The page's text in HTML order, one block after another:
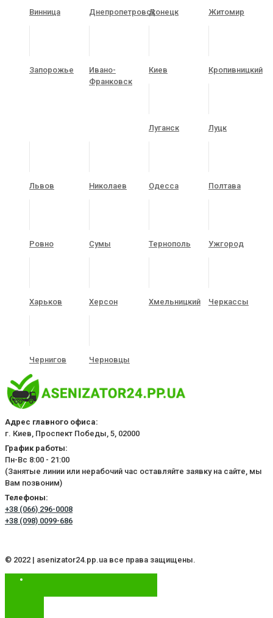
Винница ДнепропетровскДонецк Житомир
Запорожье
Ивано-
Франковск
Киев Кропивницкий
Луганск Луцк
Львов Николаев Одесса Полтава
Ровно Сумы Тернополь Ужгород
Харьков Херсон Хмельницкий Черкассы
Чернигов Черновцы
Адрес главного офиса:
г. Киев, Проспект Победы, 5, 02000
График работы:
Пн-Вс 8:00 - 21:00
(Занятые линии или нерабочий час оставляйте заявку на сайте, мы
Вам позвоним)
Телефоны:
+38 (066) 296-0008
+38 (098) 0099-686
© 2022 | asenizator24.pp.ua все права защищены.